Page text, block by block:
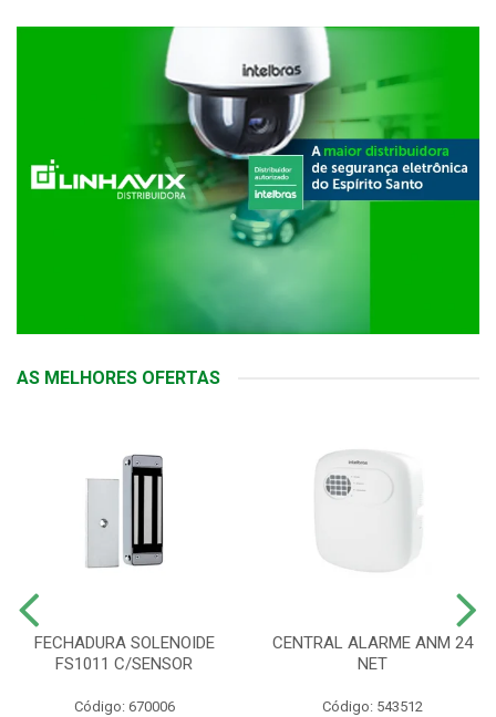
AS MELHORES OFERTAS
FECHADURA SOLENOIDE
FS1011 C/SENSOR
Código: 670006
CENTRAL ALARME ANM 24
NET
Código: 543512